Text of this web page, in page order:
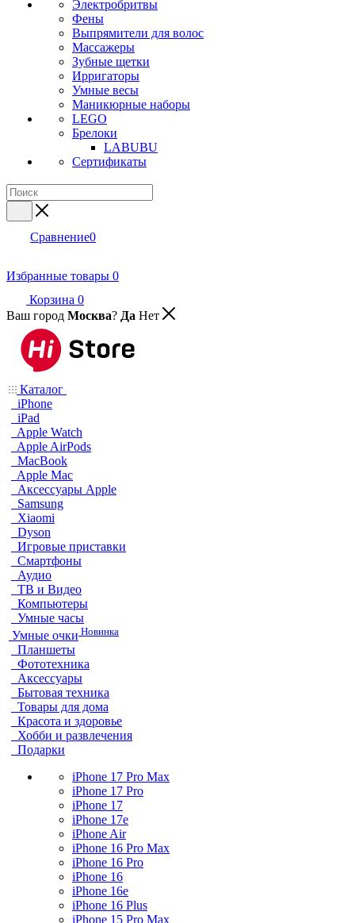
Электробритвы
Фены
Выпрямители для волос
Массажеры
Зубные щетки
Ирригаторы
Умные весы
Маникюрные наборы
LEGO
Брелоки
LABUBU
Сертификаты
Сравнение0
Избранные товары 0
Корзина 0
Ваш город Москва? Да Нет
Каталог
iPhone
iPad
Apple Watch
Apple AirPods
MacBook
Apple Mac
Аксессуары Apple
Samsung
Xiaomi
Dyson
Игровые приставки
Смартфоны
Аудио
ТВ и Видео
Компьютеры
Умные часы
Умные очки Новинка
Планшеты
Фототехника
Аксессуары
Бытовая техника
Товары для дома
Красота и здоровье
Хобби и развлечения
Подарки
iPhone 17 Pro Max
iPhone 17 Pro
iPhone 17
iPhone 17e
iPhone Air
iPhone 16 Pro Max
iPhone 16 Pro
iPhone 16
iPhone 16e
iPhone 16 Plus
iPhone 15 Pro Max